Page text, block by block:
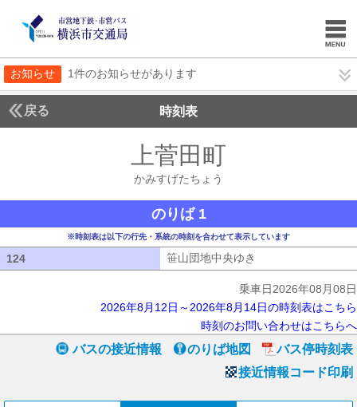
お知らせ 1件のお知らせがあります
戻る 時刻表
上菅田町
かみすげたちょう
のりば 1
※時刻表は以下の行先・系統の時刻を合わせて表示しています
124 笹山団地中央ゆき
乗車日2026年08月08日
2026年8月12日～2026年8月14日の時刻表はこちら
時刻のお問い合わせはこちらへ
バスの接近情報 のりば地図
バス停時刻表
接近情報コード印刷